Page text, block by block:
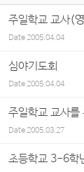
주일학교 교사(
Date2005.04.04
심야기도회
Date2005.04.04
주일학교 교사를
Date2005.03.27
초등학교 3-6학